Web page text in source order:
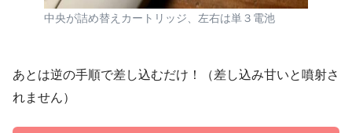
中央が詰め替えカートリッジ、左右は単３電池
あとは逆の手順で差し込むだけ！（差し込み甘いと噴射さ
れません）